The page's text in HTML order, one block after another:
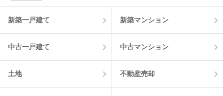
3件
新築一戸建て 新築マンション
中古一戸建て 中古マンション
土地 不動産売却